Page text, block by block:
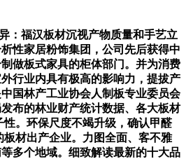
：福汉板材沉视产物质量和手艺立
性家居粉饰集团，公司先后获得中
做板式家具的柜体部门。并为消费
行业内具有极高的影响力，提拔产
国林产工业协会人制板专业委员会
布的林业财产统计数据、各大板材
。环保尺度不竭升级，确认甲醛
材出产企业。力图全面、客不雅
多个地域。细致解读最新的十大品